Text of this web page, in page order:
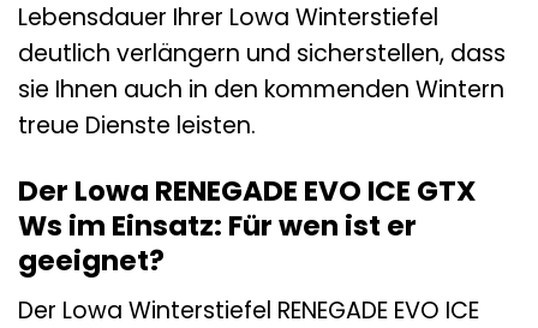
Lebensdauer Ihrer Lowa Winterstiefel
deutlich verlängern und sicherstellen, dass
sie Ihnen auch in den kommenden Wintern
treue Dienste leisten.
Der Lowa RENEGADE EVO ICE GTX
Ws im Einsatz: Für wen ist er
geeignet?
Der Lowa Winterstiefel RENEGADE EVO ICE